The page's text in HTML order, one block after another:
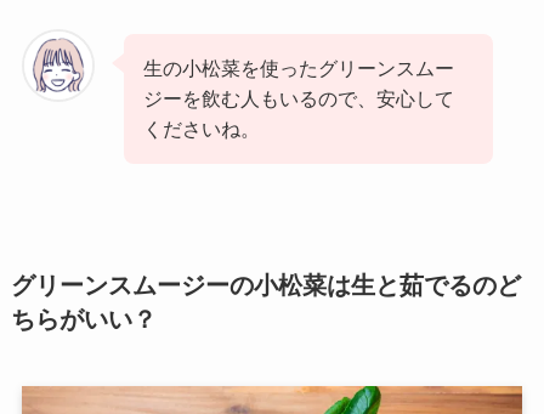
生の小松菜を使ったグリーンスムー
ジーを飲む人もいるので、安心して
くださいね。
グリーンスムージーの小松菜は生と茹でるのど
ちらがいい？